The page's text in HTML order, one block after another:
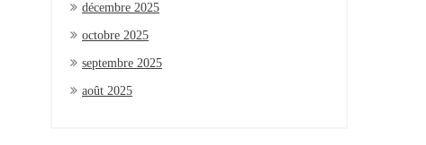
décembre 2025
octobre 2025
septembre 2025
août 2025